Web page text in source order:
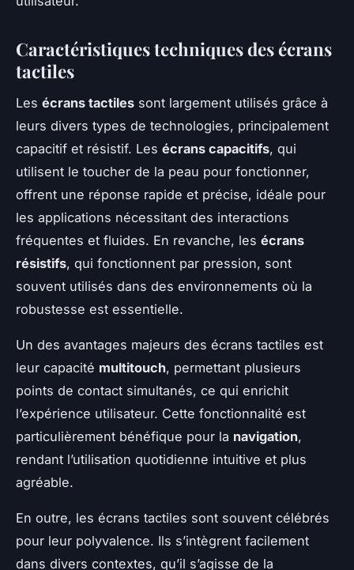
Caractéristiques techniques des écrans
tactiles
Les écrans tactiles sont largement utilisés grâce à
leurs divers types de technologies, principalement
capacitif et résistif. Les écrans capacitifs, qui
utilisent le toucher de la peau pour fonctionner,
offrent une réponse rapide et précise, idéale pour
les applications nécessitant des interactions
fréquentes et fluides. En revanche, les écrans
résistifs, qui fonctionnent par pression, sont
souvent utilisés dans des environnements où la
robustesse est essentielle.
Un des avantages majeurs des écrans tactiles est
leur capacité multitouch, permettant plusieurs
points de contact simultanés, ce qui enrichit
l’expérience utilisateur. Cette fonctionnalité est
particulièrement bénéfique pour la navigation,
rendant l’utilisation quotidienne intuitive et plus
agréable.
En outre, les écrans tactiles sont souvent célébrés
pour leur polyvalence. Ils s’intègrent facilement
dans divers contextes, qu’il s’agisse de la